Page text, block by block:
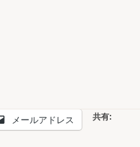
共有:
メールアドレス